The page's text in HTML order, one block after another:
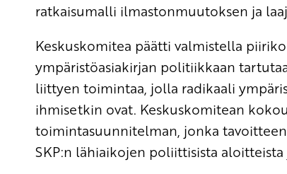
ratkaisumalli ilmastonmuutoksen ja
Keskuskomitea päätti valmistella
ympäristöasiakirjan politiikkaan
liittyen toimintaa, jolla radikaali
ihmisetkin ovat. Keskuskomitean
toimintasuunnitelman, jonka
SKP:n lähiaikojen poliittisista